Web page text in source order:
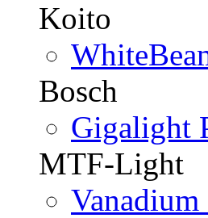
Koito
Bosch
Gigalight
MTF-Light